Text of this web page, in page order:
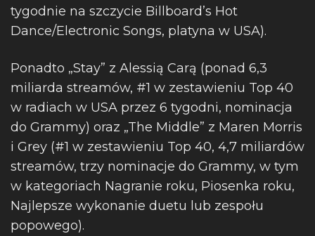
tygodnie na szczycie Billboard’s Hot
Dance/Electronic Songs, platyna w USA).
Ponadto „Stay” z Alessią Carą (ponad 6,3
miliarda streamów, #1 w zestawieniu Top 40
w radiach w USA przez 6 tygodni, nominacja
do Grammy) oraz „The Middle” z Maren Morris
i Grey (#1 w zestawieniu Top 40, 4,7 miliardów
streamów, trzy nominacje do Grammy, w tym
w kategoriach Nagranie roku, Piosenka roku,
Najlepsze wykonanie duetu lub zespołu
popowego).